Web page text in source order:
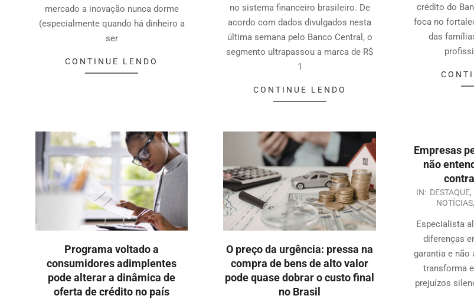
mercado a inovação nunca dorme
(especialmente quando há dinheiro a
ser
CONTINUE LENDO
no sistema financeiro brasileiro. De
acordo com dados divulgados nesta
última semana pelo Banco Central, o
segmento ultrapassou a marca de R$
1
CONTINUE LENDO
crédito do
foca no
das
Programa voltado a
consumidores adimplentes
pode alterar a dinâmica de
oferta de crédito no país
O preço da urgência: pressa na
compra de bens de alto valor
pode quase dobrar o custo final
no Brasil
Empresas
não
IN: DESTAQUE,
NOTÍCIAS
Especialista
diferenças
garantia e não
transforma
prejuízos